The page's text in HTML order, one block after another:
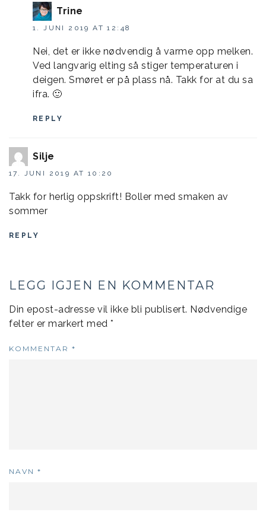
Trine
1. JUNI 2019 AT 12:48
Nei, det er ikke nødvendig å varme opp melken.
Ved langvarig elting så stiger temperaturen i
deigen. Smøret er på plass nå. Takk for at du sa
ifra. 🙂
REPLY
Silje
17. JUNI 2019 AT 10:20
Takk for herlig oppskrift! Boller med smaken av
sommer
REPLY
LEGG IGJEN EN KOMMENTAR
Din epost-adresse vil ikke bli publisert. Nødvendige
felter er markert med *
KOMMENTAR *
NAVN *